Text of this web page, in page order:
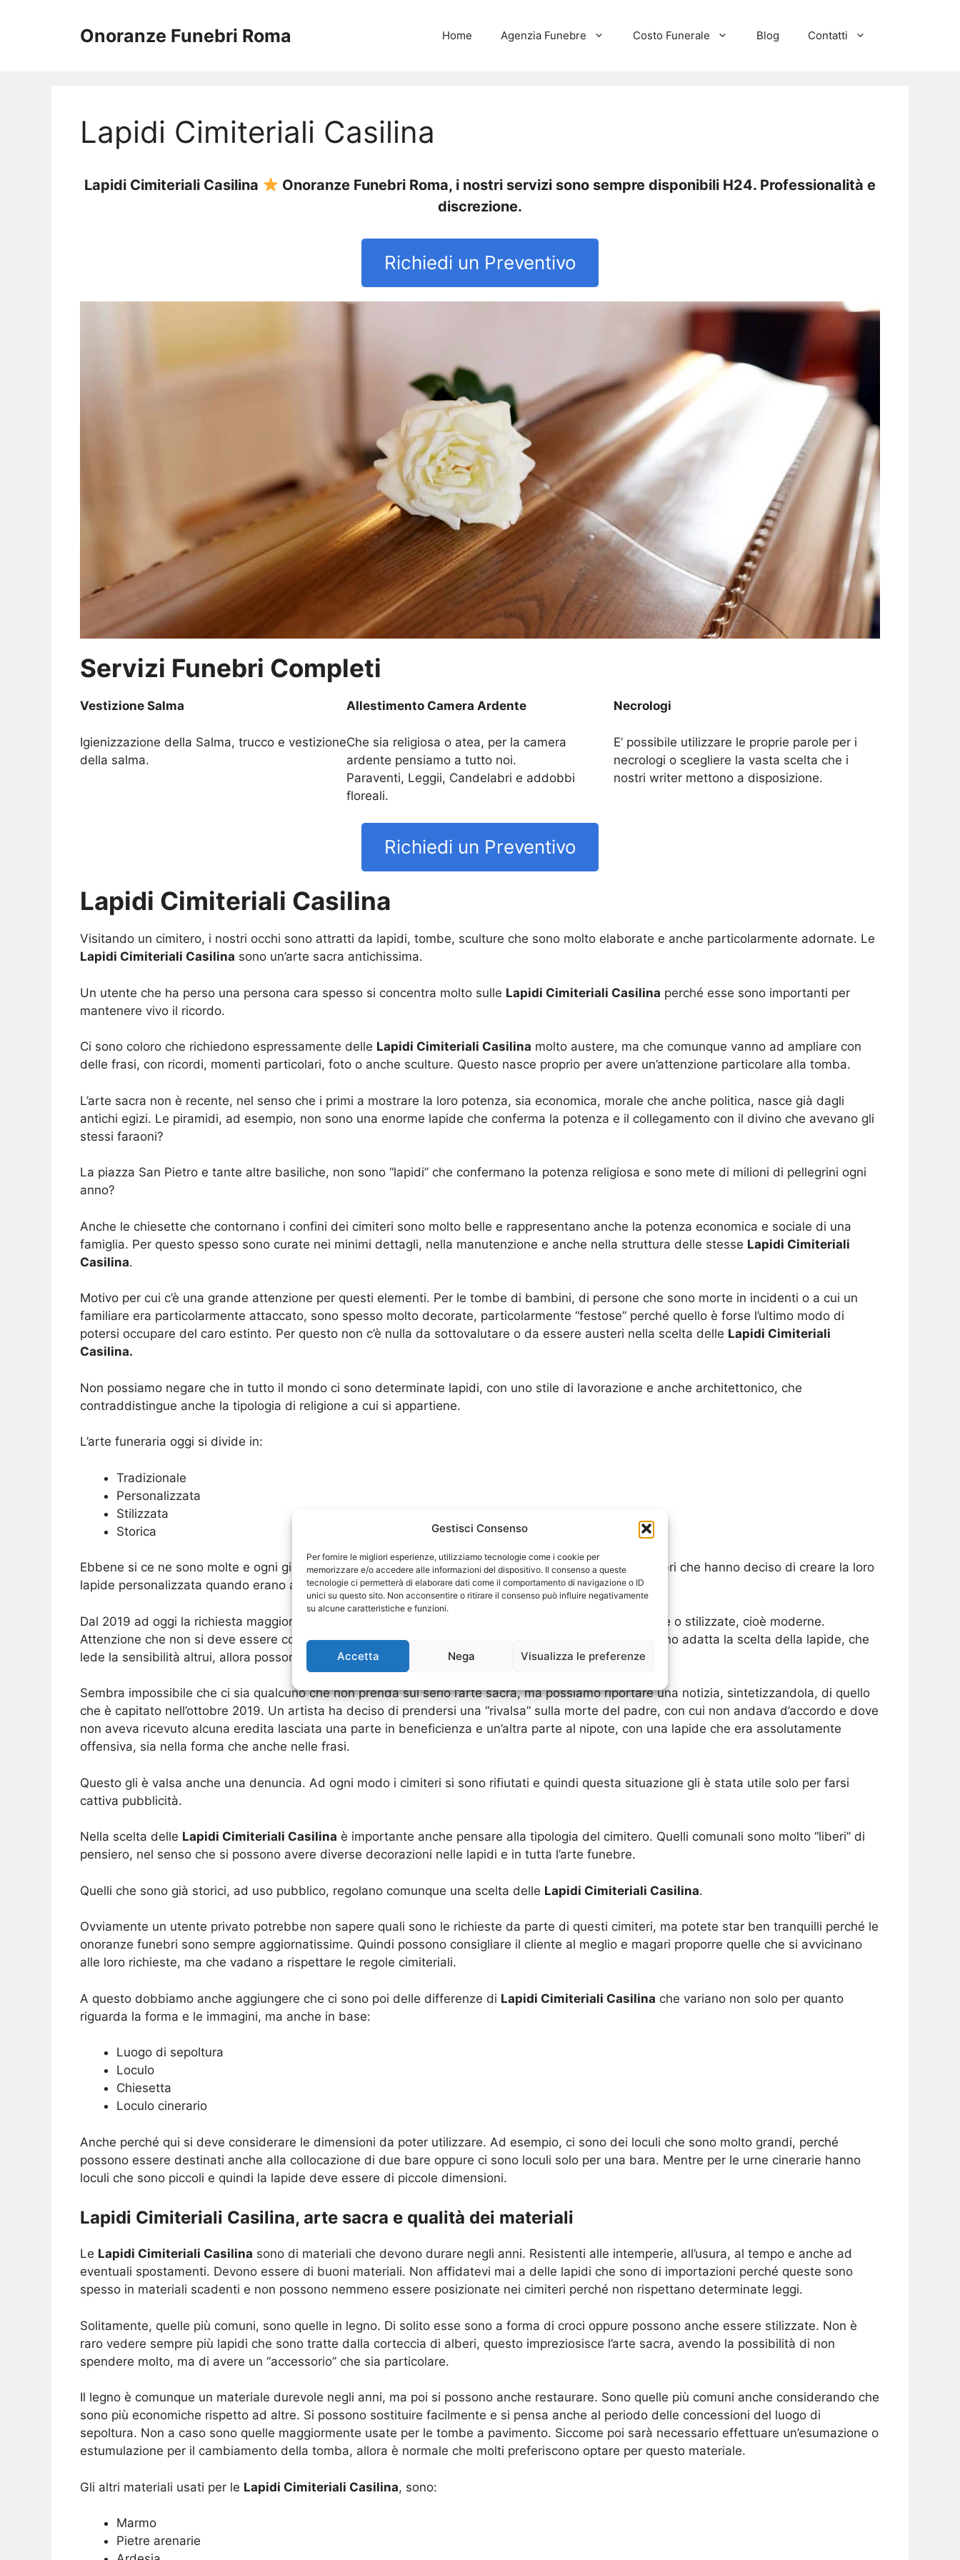
Gestisci Consenso
Per fornire le migliori esperienze, utilizziamo tecnologie come i cookie per
memorizzare e/o accedere alle informazioni del dispositivo. Il consenso a queste
tecnologie ci permetterà di elaborare dati come il comportamento di navigazione o ID
unici su questo sito. Non acconsentire o ritirare il consenso può influire negativamente
su alcune caratteristiche e funzioni.
Accetta Nega Visualizza le preferenze
Onoranze Funebri Roma Home Agenzia Funebre Costo Funerale Blog Contatti
Lapidi Cimiteriali Casilina
Lapidi Cimiteriali Casilina
Onoranze Funebri Roma, i nostri servizi sono sempre disponibili H24. Professionalità e
discrezione.
Richiedi un Preventivo
Servizi Funebri Completi
Vestizione Salma
Igienizzazione della Salma, trucco e vestizione
della salma.
Allestimento Camera Ardente
Che sia religiosa o atea, per la camera
ardente pensiamo a tutto noi.
Paraventi, Leggii, Candelabri e addobbi
floreali.
Necrologi
E’ possibile utilizzare le proprie parole per i
necrologi o scegliere la vasta scelta che i
nostri writer mettono a disposizione.
Richiedi un Preventivo
Lapidi Cimiteriali Casilina
Visitando un cimitero, i nostri occhi sono attratti da lapidi, tombe, sculture che sono molto elaborate e anche particolarmente adornate. Le
Lapidi Cimiteriali Casilina sono un’arte sacra antichissima.
Un utente che ha perso una persona cara spesso si concentra molto sulle Lapidi Cimiteriali Casilina perché esse sono importanti per
mantenere vivo il ricordo.
Ci sono coloro che richiedono espressamente delle Lapidi Cimiteriali Casilina molto austere, ma che comunque vanno ad ampliare con
delle frasi, con ricordi, momenti particolari, foto o anche sculture. Questo nasce proprio per avere un’attenzione particolare alla tomba.
L’arte sacra non è recente, nel senso che i primi a mostrare la loro potenza, sia economica, morale che anche politica, nasce già dagli
antichi egizi. Le piramidi, ad esempio, non sono una enorme lapide che conferma la potenza e il collegamento con il divino che avevano gli
stessi faraoni?
La piazza San Pietro e tante altre basiliche, non sono “lapidi” che confermano la potenza religiosa e sono mete di milioni di pellegrini ogni
anno?
Anche le chiesette che contornano i confini dei cimiteri sono molto belle e rappresentano anche la potenza economica e sociale di una
famiglia. Per questo spesso sono curate nei minimi dettagli, nella manutenzione e anche nella struttura delle stesse Lapidi Cimiteriali
Casilina.
Motivo per cui c’è una grande attenzione per questi elementi. Per le tombe di bambini, di persone che sono morte in incidenti o a cui un
familiare era particolarmente attaccato, sono spesso molto decorate, particolarmente “festose” perché quello è forse l’ultimo modo di
potersi occupare del caro estinto. Per questo non c’è nulla da sottovalutare o da essere austeri nella scelta delle Lapidi Cimiteriali
Casilina.
Non possiamo negare che in tutto il mondo ci sono determinate lapidi, con uno stile di lavorazione e anche architettonico, che
contraddistingue anche la tipologia di religione a cui si appartiene.
L’arte funeraria oggi si divide in:
Tradizionale
Personalizzata
Stilizzata
Storica
Ebbene si ce ne sono molte e ogni giorno ne nascono tante altre. Potremmo fare anche dei nomi celebri che hanno deciso di creare la loro
lapide personalizzata quando erano ancora in vita.
Dal 2019 ad oggi la richiesta maggiore verte per le
che sono personalizzate o stilizzate, cioè moderne.
Attenzione che non si deve essere comunque eccessivi perché comunque, i cimiteri, in caso non trovano adatta la scelta della lapide, che
lede la sensibilità altrui, allora possono assolutamente rifiutarsi di collocarla.
Sembra impossibile che ci sia qualcuno che non prenda sul serio l’arte sacra, ma possiamo riportare una notizia, sintetizzandola, di quello
che è capitato nell’ottobre 2019. Un artista ha deciso di prendersi una “rivalsa” sulla morte del padre, con cui non andava d’accordo e dove
non aveva ricevuto alcuna eredita lasciata una parte in beneficienza e un’altra parte al nipote, con una lapide che era assolutamente
offensiva, sia nella forma che anche nelle frasi.
Questo gli è valsa anche una denuncia. Ad ogni modo i cimiteri si sono rifiutati e quindi questa situazione gli è stata utile solo per farsi
cattiva pubblicità.
Nella scelta delle Lapidi Cimiteriali Casilina è importante anche pensare alla tipologia del cimitero. Quelli comunali sono molto “liberi” di
pensiero, nel senso che si possono avere diverse decorazioni nelle lapidi e in tutta l’arte funebre.
Quelli che sono già storici, ad uso pubblico, regolano comunque una scelta delle Lapidi Cimiteriali Casilina.
Ovviamente un utente privato potrebbe non sapere quali sono le richieste da parte di questi cimiteri, ma potete star ben tranquilli perché le
onoranze funebri sono sempre aggiornatissime. Quindi possono consigliare il cliente al meglio e magari proporre quelle che si avvicinano
alle loro richieste, ma che vadano a rispettare le regole cimiteriali.
A questo dobbiamo anche aggiungere che ci sono poi delle differenze di Lapidi Cimiteriali Casilina che variano non solo per quanto
riguarda la forma e le immagini, ma anche in base:
Luogo di sepoltura
Loculo
Chiesetta
Loculo cinerario
Anche perché qui si deve considerare le dimensioni da poter utilizzare. Ad esempio, ci sono dei loculi che sono molto grandi, perché
possono essere destinati anche alla collocazione di due bare oppure ci sono loculi solo per una bara. Mentre per le urne cinerarie hanno
loculi che sono piccoli e quindi la lapide deve essere di piccole dimensioni.
Lapidi Cimiteriali Casilina, arte sacra e qualità dei materiali
Le Lapidi Cimiteriali Casilina sono di materiali che devono durare negli anni. Resistenti alle intemperie, all’usura, al tempo e anche ad
eventuali spostamenti. Devono essere di buoni materiali. Non affidatevi mai a delle lapidi che sono di importazioni perché queste sono
spesso in materiali scadenti e non possono nemmeno essere posizionate nei cimiteri perché non rispettano determinate leggi.
Solitamente, quelle più comuni, sono quelle in legno. Di solito esse sono a forma di croci oppure possono anche essere stilizzate. Non è
raro vedere sempre più lapidi che sono tratte dalla corteccia di alberi, questo impreziosisce l’arte sacra, avendo la possibilità di non
spendere molto, ma di avere un “accessorio” che sia particolare.
Il legno è comunque un materiale durevole negli anni, ma poi si possono anche restaurare. Sono quelle più comuni anche considerando che
sono più economiche rispetto ad altre. Si possono sostituire facilmente e si pensa anche al periodo delle concessioni del luogo di
sepoltura. Non a caso sono quelle maggiormente usate per le tombe a pavimento. Siccome poi sarà necessario effettuare un’esumazione o
estumulazione per il cambiamento della tomba, allora è normale che molti preferiscono optare per questo materiale.
Gli altri materiali usati per le Lapidi Cimiteriali Casilina, sono:
Marmo
Pietre arenarie